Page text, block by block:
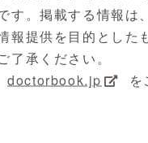
までを
で行
システムに専用試薬
の病原体の結果を
す。掲載する情報は
報提供を目的とした
了承ください。
doctorbook.jp
を